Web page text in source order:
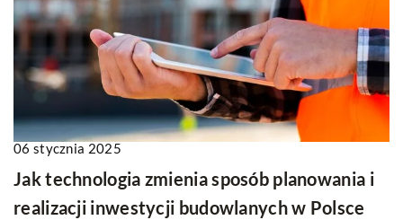
06 stycznia 2025
Jak technologia zmienia sposób planowania i
realizacji inwestycji budowlanych w Polsce